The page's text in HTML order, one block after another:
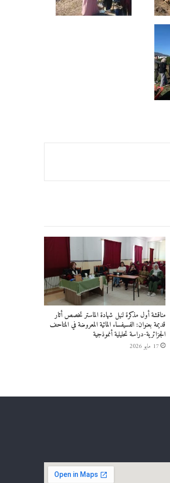
مناقشة أول مذكرة لنيل شهادة الماستر تخصص أثار
قديمة بعنوان: الفسيفساء المائية المعروضة في المتاحف
الجزائرية-دراسة تحليلية أنموذجية
17 مايو 2026